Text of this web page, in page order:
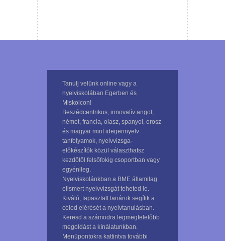
Tanulj velünk online vagy a
nyelviskolában Egerben és
Miskolcon!
Beszédcentrikus, innovatív angol,
német, francia, olasz, spanyol, orosz
és magyar mint idegennyelv
tanfolyamok, nyelvvizsga-
előkészítők közül választhatsz
kezdőtől felsőfokig csoportban vagy
egyénileg.
Nyelviskolánkban a BME államilag
elismert nyelvvizsgát teheted le.
Kiváló, tapasztalt tanárok segítik a
célod elérését a nyelvtanulásban.
Keresd a számodra legmegfelelőbb
megoldást a kínálatunkban.
Menüpontokra kattintva további